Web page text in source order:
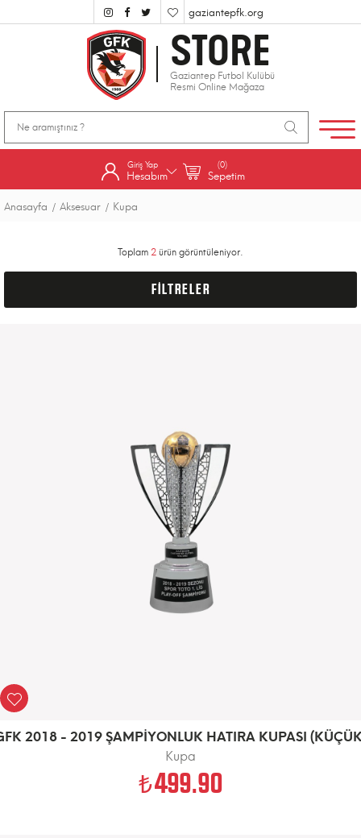
gaziantepfk.org
STORE
Gaziantep Futbol Kulübü
Resmi Online Mağaza
Giriş Yap
Hesabım
(0)
Sepetim
Anasayfa
Aksesuar Kupa
Toplam 2 ürün görüntüleniyor.
FİLTRELER
2018 - 2019 ŞAMPİYONLUK HATIRA KUPASI
Kupa
499.90